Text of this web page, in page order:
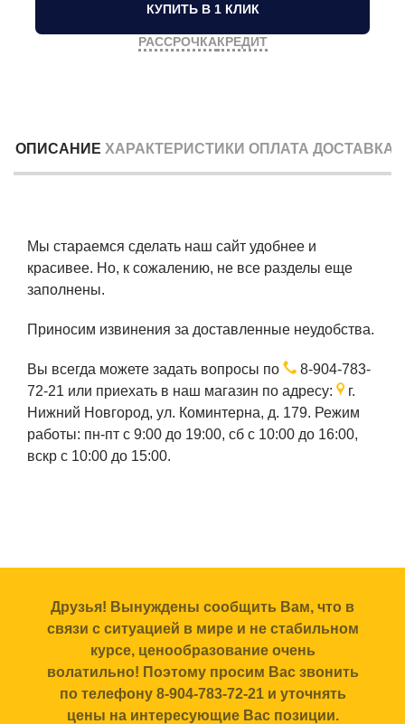
КУПИТЬ В 1 КЛИК
РАССРОЧКАКРЕДИТ
ОПИСАНИЕ ХАРАКТЕРИСТИКИ ОПЛАТА ДОСТАВКА
Мы стараемся сделать наш сайт удобнее и
красивее. Но, к сожалению, не все разделы еще
заполнены.
Приносим извинения за доставленные неудобства.
Вы всегда можете задать вопросы по
8-904-783-
72-21 или приехать в наш магазин по адресу:
г.
Нижний Новгород, ул. Коминтерна, д. 179. Режим
работы: пн-пт с 9:00 до 19:00, сб с 10:00 до 16:00,
вскр с 10:00 до 15:00.
Друзья! Вынуждены сообщить Вам, что в
связи с ситуацией в мире и не стабильном
курсе, ценообразование очень
волатильно! Поэтому просим Вас звонить
по телефону 8-904-783-72-21 и уточнять
цены на интересующие Вас позиции.